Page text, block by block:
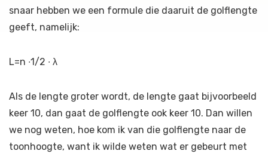
snaar hebben we een formule die daaruit de golflengte
geeft, namelijk:
L=n ∙1/2 ∙ λ
Als de lengte groter wordt, de lengte gaat bijvoorbeeld
keer 10, dan gaat de golflengte ook keer 10. Dan willen
we nog weten, hoe kom ik van die golflengte naar de
toonhoogte, want ik wilde weten wat er gebeurt met